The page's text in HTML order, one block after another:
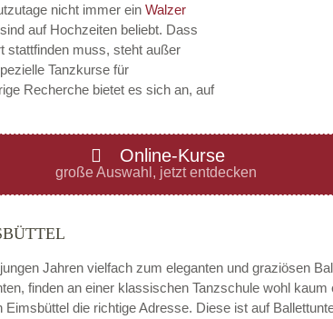
—
nicht immer ein Walzer
auf Hochzeiten beliebt. Dass
stattfinden muss, steht außer
Tanzkurse für
Recherche bietet es sich an, auf
Online-Kurse
große Auswahl, jetzt entdecken
Jahren vielfach zum eleganten und graziösen
finden an einer klassischen Tanzschule wohl kaum
die richtige Adresse. Diese ist auf